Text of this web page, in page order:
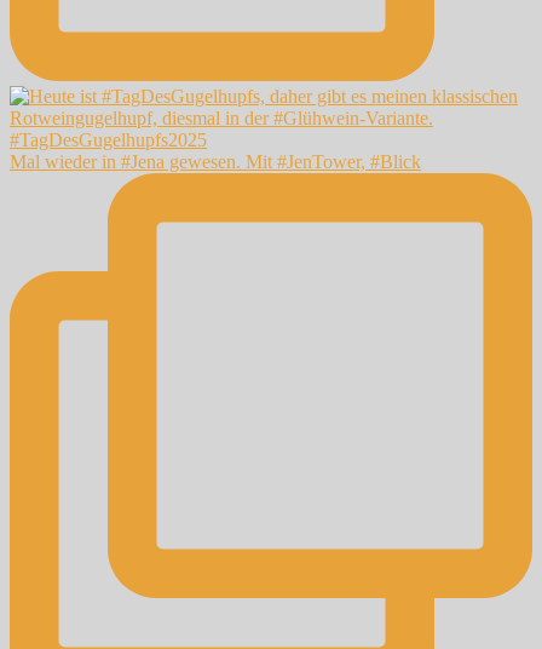
Mal wieder in #Jena gewesen. Mit #JenTower, #Blick